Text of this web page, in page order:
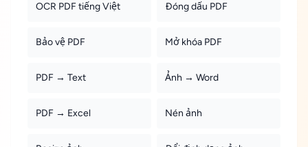
OCR PDF tiếng Việt Đóng dấu PDF
Bảo vệ PDF Mở khóa PDF
PDF → Text Ảnh → Word
PDF → Excel Nén ảnh